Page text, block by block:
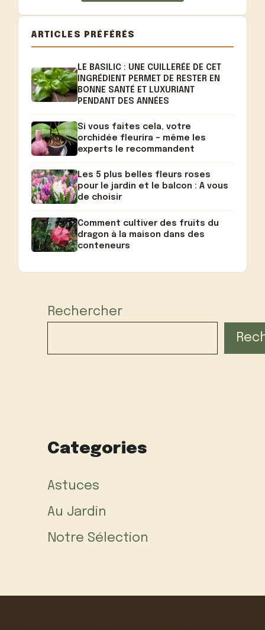
ARTICLES PRÉFÉRÉS
LE BASILIC : UNE CUILLERÉE DE CET
INGRÉDIENT PERMET DE RESTER EN
BONNE SANTÉ ET LUXURIANT
PENDANT DES ANNÉES
Si vous faites cela, votre
orchidée fleurira – même les
experts le recommandent
Les 5 plus belles fleurs roses
pour le jardin et le balcon : A vous
de choisir
Comment cultiver des fruits du
dragon à la maison dans des
conteneurs
Rechercher
Categories
Astuces
Au Jardin
Notre Sélection